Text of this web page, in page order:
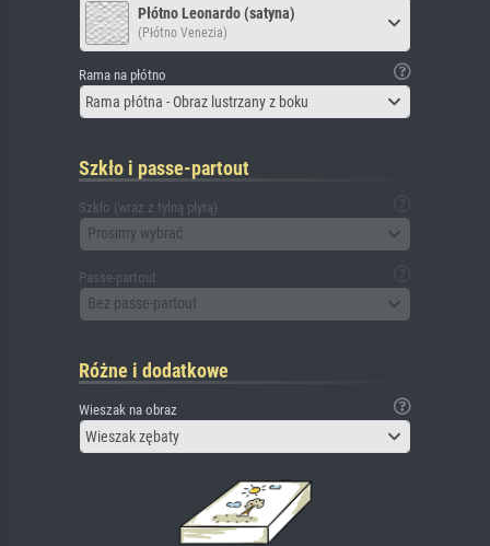
Płótno Leonardo (satyna)
(Płótno Venezia)
Rama na płótno
Rama płótna - Obraz lustrzany z boku
Szkło i passe-partout
Szkło (wraz z tylną płytą)
Prosimy wybrać
Passe-partout
Bez passe-partout
Różne i dodatkowe
Wieszak na obraz
Wieszak zębaty